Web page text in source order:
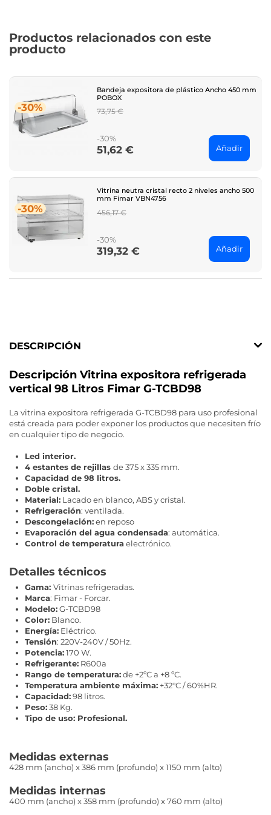
Productos relacionados con este
producto
-30%
Bandeja expositora de plástico Ancho 450 mm
POBOX
Regular
73,75 €
-30%
Price
51,62 € Añadir
-30%
Vitrina neutra cristal recto 2 niveles ancho 500
mm Fimar VBN4756
Regular
456,17 €
-30%
Price
319,32 € Añadir
DESCRIPCIÓN
Descripción Vitrina expositora refrigerada
vertical 98 Litros Fimar G-TCBD98
La vitrina expositora refrigerada G-TCBD98 para uso profesional
está creada para poder exponer los productos que necesiten frío
en cualquier tipo de negocio.
Led interior.
4 estantes de rejillas de 375 x 335 mm.
Capacidad de 98 litros.
Doble cristal.
Material: Lacado en blanco, ABS y cristal.
Refrigeración: ventilada.
Descongelación:en reposo
Evaporación del agua condensada: automática.
Control de temperaturaelectrónico.
Detalles técnicos
Gama: Vitrinas refrigeradas.
Marca: Fimar - Forcar.
Modelo:G-TCBD98
Color: Blanco.
Energía: Eléctrico.
Tensión: 220V-240V / 50Hz.
Potencia:170 W.
Refrigerante: R600a
Rango de temperatura:de +2ºC a +8 ºC.
Temperatura ambiente máxima: +32°C / 60%HR.
Capacidad:98 litros.
Peso:38 Kg.
Tipo de uso: Profesional.
Medidas externas
428 mm (ancho) x 386 mm (profundo) x1150 mm (alto)
Medidas internas
400 mm (ancho) x 358 mm (profundo) x 760 mm (alto)